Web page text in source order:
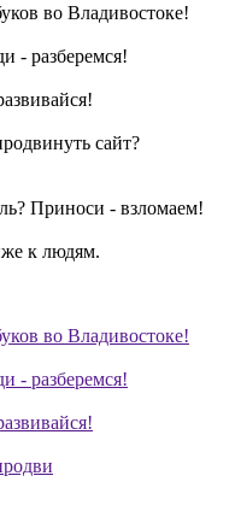
во Владивостоке!
- разберемся!
сайт?
Приноси - взломаем!
к людям.
во Владивостоке!
- разберемся!